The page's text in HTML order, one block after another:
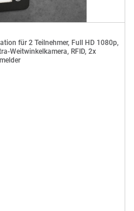
für 2 Teilnehmer, Full HD 1080p,
Weitwinkelkamera, RFID, 2x